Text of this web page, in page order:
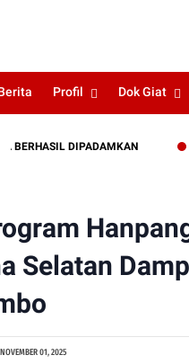
Profil Dok Giat
DIPADAMKAN
Selatan
NOVEMBER 01, 2025